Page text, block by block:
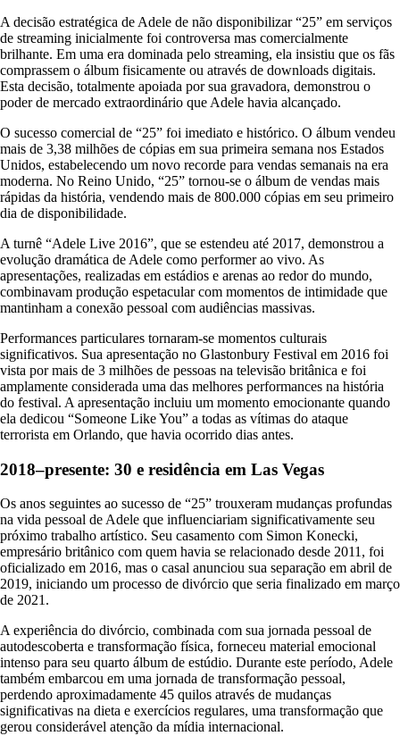
A decisão estratégica de Adele de não disponibilizar “25” em serviços
de streaming inicialmente foi controversa mas comercialmente
brilhante. Em uma era dominada pelo streaming, ela insistiu que os fãs
comprassem o álbum fisicamente ou através de downloads digitais.
Esta decisão, totalmente apoiada por sua gravadora, demonstrou o
poder de mercado extraordinário que Adele havia alcançado.
O sucesso comercial de “25” foi imediato e histórico. O álbum vendeu
mais de 3,38 milhões de cópias em sua primeira semana nos Estados
Unidos, estabelecendo um novo recorde para vendas semanais na era
moderna. No Reino Unido, “25” tornou-se o álbum de vendas mais
rápidas da história, vendendo mais de 800.000 cópias em seu primeiro
dia de disponibilidade.
A turnê “Adele Live 2016”, que se estendeu até 2017, demonstrou a
evolução dramática de Adele como performer ao vivo. As
apresentações, realizadas em estádios e arenas ao redor do mundo,
combinavam produção espetacular com momentos de intimidade que
mantinham a conexão pessoal com audiências massivas.
Performances particulares tornaram-se momentos culturais
significativos. Sua apresentação no Glastonbury Festival em 2016 foi
vista por mais de 3 milhões de pessoas na televisão britânica e foi
amplamente considerada uma das melhores performances na história
do festival. A apresentação incluiu um momento emocionante quando
ela dedicou “Someone Like You” a todas as vítimas do ataque
terrorista em Orlando, que havia ocorrido dias antes.
2018–presente: 30 e residência em Las Vegas
Os anos seguintes ao sucesso de “25” trouxeram mudanças profundas
na vida pessoal de Adele que influenciariam significativamente seu
próximo trabalho artístico. Seu casamento com Simon Konecki,
empresário britânico com quem havia se relacionado desde 2011, foi
oficializado em 2016, mas o casal anunciou sua separação em abril de
2019, iniciando um processo de divórcio que seria finalizado em março
de 2021.
A experiência do divórcio, combinada com sua jornada pessoal de
autodescoberta e transformação física, forneceu material emocional
intenso para seu quarto álbum de estúdio. Durante este período, Adele
também embarcou em uma jornada de transformação pessoal,
perdendo aproximadamente 45 quilos através de mudanças
significativas na dieta e exercícios regulares, uma transformação que
gerou considerável atenção da mídia internacional.